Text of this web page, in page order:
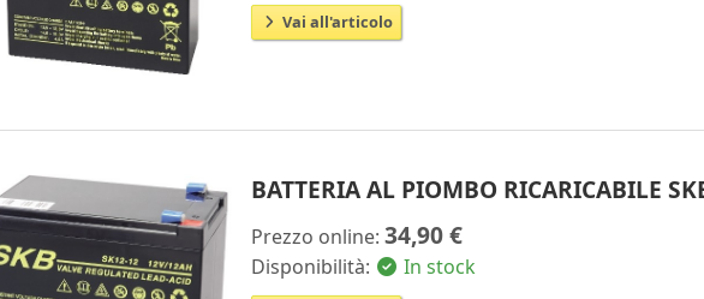
Vai all'articolo
BATTERIA AL PIOMBO RICARICABILE
Prezzo online:34,90 €
Disponibilità: In stock